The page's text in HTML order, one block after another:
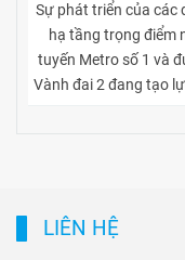
Sự phát triển của các
hạ tầng trọng điểm
tuyến Metro số 1 và
Vành đai 2 đang tạo
giao thông liên vùng,
LIÊN HỆ